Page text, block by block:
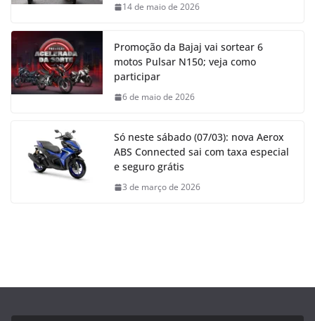
14 de maio de 2026
Promoção da Bajaj vai sortear 6
motos Pulsar N150; veja como
participar
6 de maio de 2026
Só neste sábado (07/03): nova Aerox
ABS Connected sai com taxa especial
e seguro grátis
3 de março de 2026